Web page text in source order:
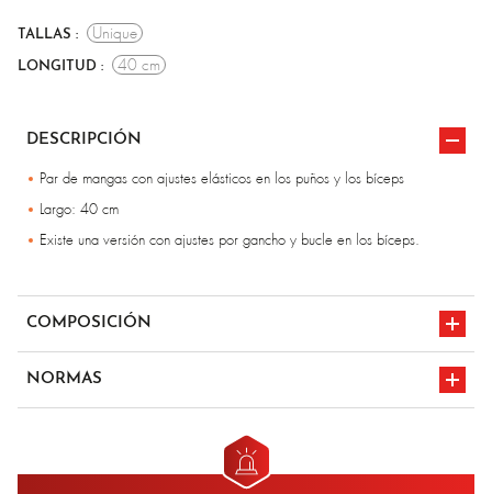
TALLAS : Unique
LONGITUD : 40 cm
DESCRIPCIÓN
Par de mangas con ajustes elásticos en los puños y los bíceps
Largo: 40 cm
Existe una versión con ajustes por gancho y bucle en los bíceps.
COMPOSICIÓN
NORMAS